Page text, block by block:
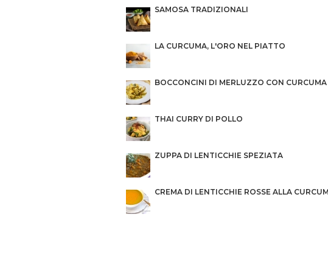
SAMOSA TRADIZIONALI
LA CURCUMA, L'ORO NEL PIATTO
BOCCONCINI DI MERLUZZO CON CURCUMA
THAI CURRY DI POLLO
ZUPPA DI LENTICCHIE SPEZIATA
CREMA DI LENTICCHIE ROSSE ALLA